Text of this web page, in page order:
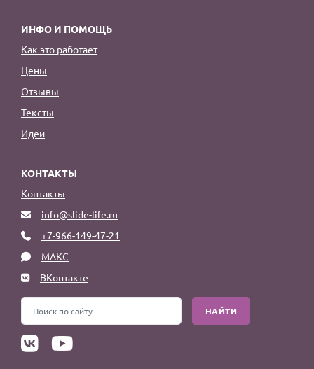
ИНФО И ПОМОЩЬ
Как это работает
Цены
Отзывы
Тексты
Идеи
КОНТАКТЫ
Контакты
info@slide-life.ru
+7-966-149-47-21
МАКС
ВКонтакте
НАЙТИ